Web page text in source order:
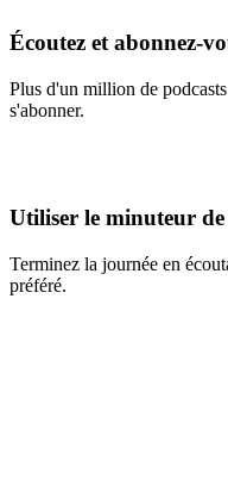
Écoutez et abonnez-
Plus d'un million de
s'abonner.
Utiliser le minuteur
Terminez la journée en
préféré.